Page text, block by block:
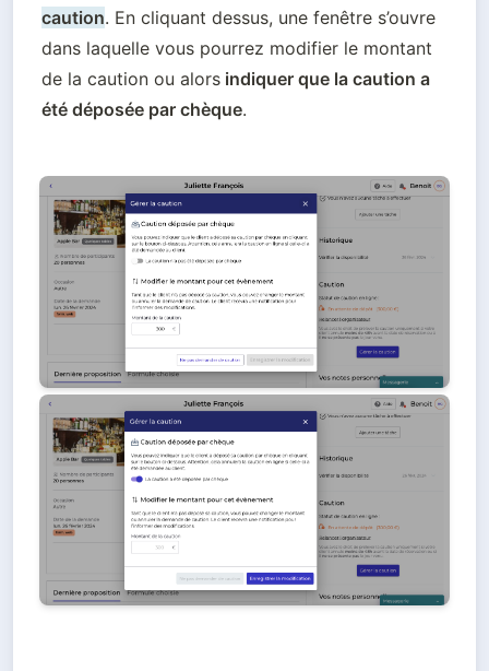
caution. En cliquant dessus, une fenêtre s’ouvre
dans laquelle vous pourrez modifier le montant
de la caution ou alors indiquer que la caution a
été déposée par chèque.